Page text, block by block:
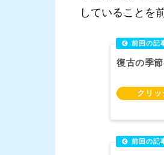
していることを
復古の季